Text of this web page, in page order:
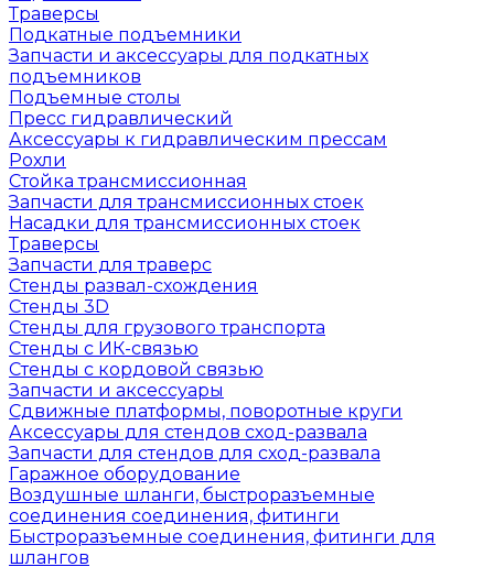
Траверсы
Подкатные подъемники
Запчасти и аксессуары для подкатных
подъемников
Подъемные столы
Пресс гидравлический
Аксессуары к гидравлическим прессам
Рохли
Стойка трансмиссионная
Запчасти для трансмиссионных стоек
Насадки для трансмиссионных стоек
Траверсы
Запчасти для траверс
Стенды развал-схождения
Стенды 3D
Стенды для грузового транспорта
Стенды с ИК-связью
Стенды с кордовой связью
Запчасти и аксессуары
Сдвижные платформы, поворотные круги
Аксессуары для стендов сход-развала
Запчасти для стендов для сход-развала
Гаражное оборудование
Воздушные шланги, быстроразъемные
соединения соединения, фитинги
Быстроразъемные соединения, фитинги для
шлангов